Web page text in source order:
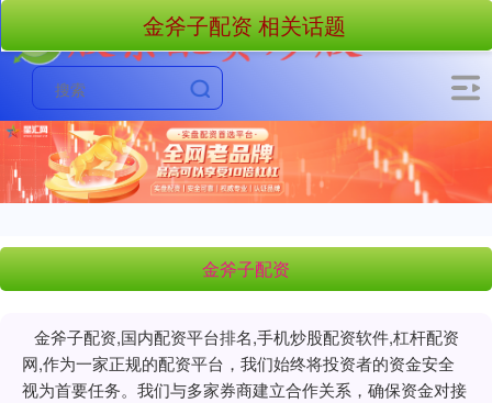
金斧子配资
金斧子配资,国内配资平台排名,手机炒股配资软件,杠杆配资
网,作为一家正规的配资平台，我们始终将投资者的资金安全
视为首要任务。我们与多家券商建立合作关系，确保资金对接
金斧子配资 相关话题